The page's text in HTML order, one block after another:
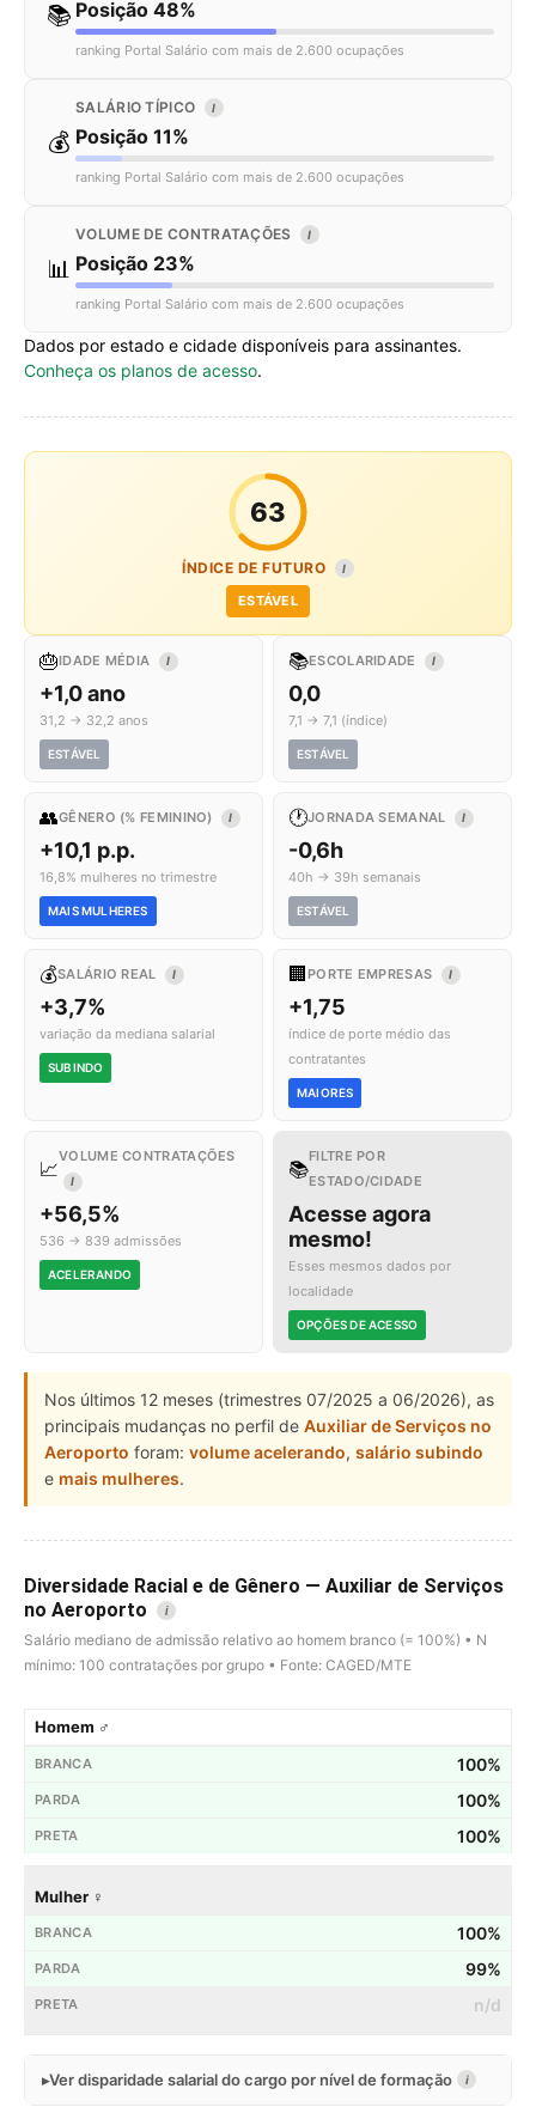
📚 Posição 48%
ranking Portal Salário com mais de 2.600 ocupações
💰
SALÁRIO TÍPICO I
Posição 11%
ranking Portal Salário com mais de 2.600 ocupações
📊
VOLUME DE CONTRATAÇÕES I
Posição 23%
ranking Portal Salário com mais de 2.600 ocupações
Dados por estado e cidade disponíveis para assinantes.
Conheça os planos de acesso.
63
ÍNDICE DE FUTURO I
ESTÁVEL
🎂IDADE MÉDIA I
+1,0 ano
31,2 → 32,2 anos
ESTÁVEL
📚ESCOLARIDADE I
0,0
7,1 → 7,1 (índice)
ESTÁVEL
👥GÊNERO (% FEMININO) I
+10,1 p.p.
16,8% mulheres no trimestre
MAIS MULHERES
🕐JORNADA SEMANAL I
-0,6h
40h → 39h semanais
ESTÁVEL
💰SALÁRIO REAL I
+3,7%
variação da mediana salarial
SUBINDO
🏢 PORTE EMPRESAS I
+1,75
índice de porte médio das
contratantes
MAIORES
📈
VOLUME CONTRATAÇÕES
I
+56,5%
536 → 839 admissões
ACELERANDO
📚
FILTRE POR
ESTADO/CIDADE
Acesse agora
mesmo!
Esses mesmos dados por
localidade
OPÇÕES DE ACESSO
Nos últimos 12 meses (trimestres 07/2025 a 06/2026), as
principais mudanças no perfil de Auxiliar de Serviços no
Aeroporto foram: volume acelerando, salário subindo
e mais mulheres.
Diversidade Racial e de Gênero — Auxiliar de Serviços
no Aeroporto
i
Salário mediano de admissão relativo ao homem branco (= 100%) • N
mínimo: 100 contratações por grupo • Fonte: CAGED/MTE
Homem ♂
100%
100%
100%
Mulher ♀
100%
99%
n/d
Ver disparidade salarial do cargo por nível de formação i